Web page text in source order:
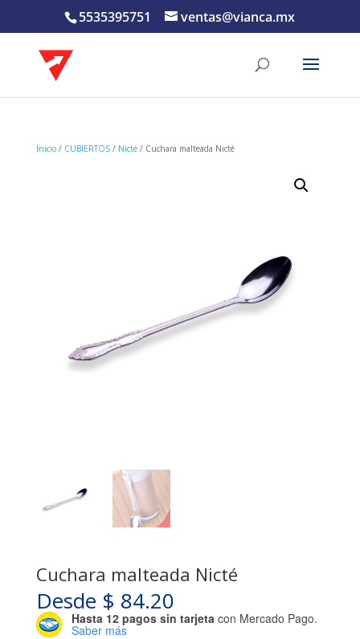
5535395751 ventas@vianca.mx
Inicio/ CUBIERTOS/ Nicté/ Cuchara malteada Nicté
Cuchara malteada Nicté
Desde $ 84.20
Hasta 12 pagos sin tarjeta con Mercado Pago.
Saber más